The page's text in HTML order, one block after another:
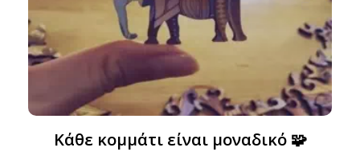
Κάθε κομμάτι είναι μοναδικό 🧩